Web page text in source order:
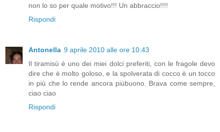
non lo so per quale motivo!!! Un abbraccio!!!!
Rispondi
Antonella 9 aprile 2010 alle ore 10:43
Il tiramisù è uno dei miei dolci preferiti, con le fragole devo
dire che è molto goloso, e la spolverata di cocco è un tocco
in più che lo rende ancora piùbuono. Brava come sempre,
ciao ciao
Rispondi